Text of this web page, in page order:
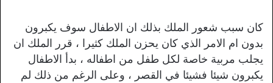
كان سبب شعور الملك بذلك ان الاطفال سوف يكبرون
بدون ام الامر الذي كان يحزن الملك كثيرا ، قرر الملك ان
يجلب مربية خاصة لكل طفل من اطفاله ، بدأ الاطفال
يكبرون شيئا فشيئا في القصر ، وعلى الرغم من ذلك لم